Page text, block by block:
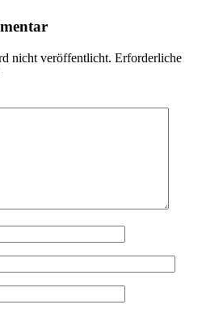
nicht veröffentlicht. Erforderliche